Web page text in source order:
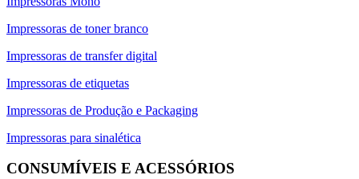
Impressoras de toner branco
Impressoras de transfer digital
Impressoras de etiquetas
Impressoras de Produção e Packaging
Impressoras para sinalética
CONSUMÍVEIS E ACESSÓRIOS